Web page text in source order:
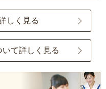
しく見る
て詳しく見る